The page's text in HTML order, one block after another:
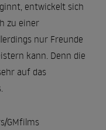
entwickelt sich
zu einer
nur Freunde
kann. Denn die
auf das
GMfilms